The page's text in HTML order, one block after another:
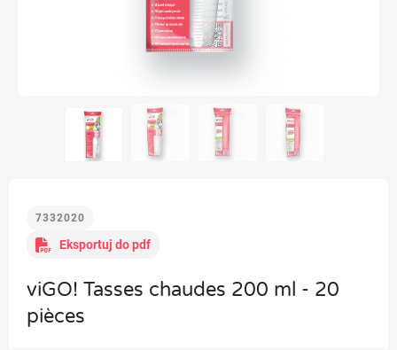
7332020
Eksportuj do pdf
viGO! Tasses chaudes 200 ml - 20
pièces